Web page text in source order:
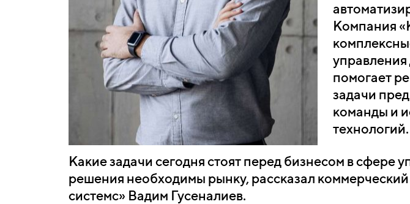
Компания
помогает
задачи
команды и
технологий.
Какие задачи сегодня стоят перед бизнесом в сфере
решения необходимы рынку, рассказал
системс» Вадим Гусеналиев.